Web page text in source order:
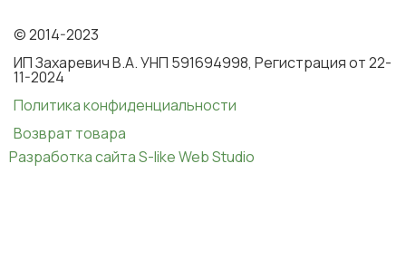
© 2014-2023
ИП Захаревич В.А. УНП 591694998, Регистрация от 22-
11-2024
Политика конфиденциальности
Возврат товара
Разработка сайта S-like Web Studio